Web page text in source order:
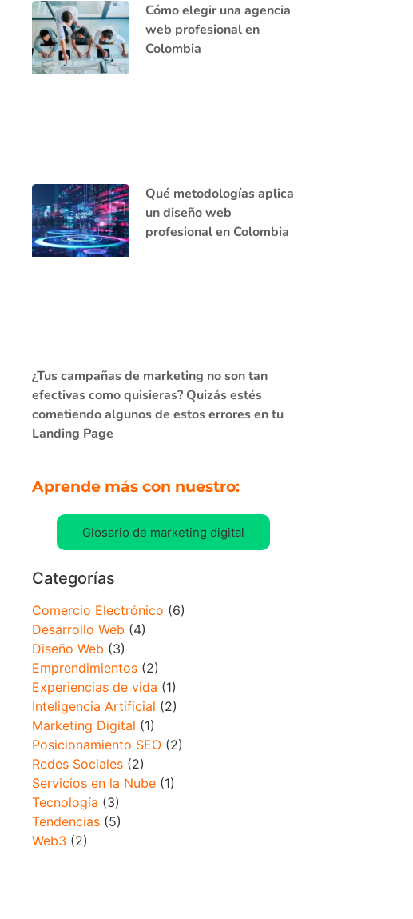
Cómo elegir una agencia
web profesional en
Colombia
Qué metodologías aplica
un diseño web
profesional en Colombia
¿Tus campañas de marketing no son tan
efectivas como quisieras? Quizás estés
cometiendo algunos de estos errores en tu
Landing Page
Aprende más con nuestro:
Glosario de marketing digital
Categorías
Comercio Electrónico (6)
Desarrollo Web (4)
Diseño Web (3)
Emprendimientos(2)
Experiencias de vida (1)
Inteligencia Artificial (2)
Marketing Digital (1)
Posicionamiento SEO(2)
Redes Sociales(2)
Servicios en la Nube(1)
Tecnología (3)
Tendencias(5)
Web3 (2)